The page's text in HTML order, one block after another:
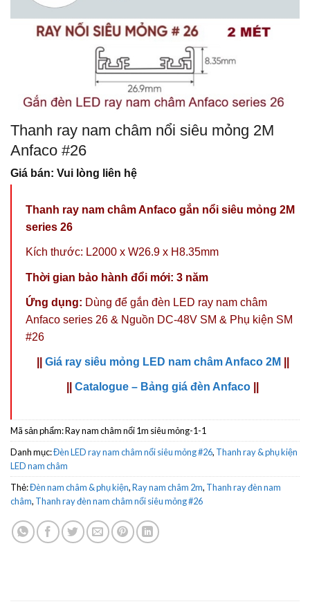
Thanh ray nam châm nổi siêu mỏng 2M
Anfaco #26
Giá bán: Vui lòng liên hệ
Thanh ray nam châm Anfaco gắn nổi siêu mỏng 2M
series 26
Kích thước: L2000 x W26.9 x H8.35mm
Thời gian bảo hành đổi mới: 3 năm
Ứng dụng: Dùng để gắn đèn LED ray nam châm
Anfaco series 26 & Nguồn DC-48V SM & Phụ kiện SM
#26
Giá ray siêu mỏng LED nam châm Anfaco 2M
Catalogue – Bảng giá đèn Anfaco
Mã sản phẩm:Ray nam châm nổi 1m siêu mỏng-1-1
Danh mục:Đèn LED ray nam châm nổi siêu mỏng #26, Thanh ray & phụ kiện
LED nam châm
Thẻ:Đèn nam châm & phụ kiện,Ray nam châm 2m, Thanh ray đèn nam
châm, Thanh ray đèn nam châm nổi siêu mỏng #26